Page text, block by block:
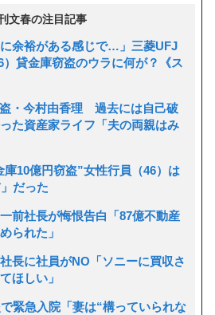
文春の注目記事
に余裕がある感じで…」三菱UFJ
貸金庫窃盗のウラに何が？《ス
・今村由香理 過去には自己破
た資産家ライフ「夫の両親はみ
10億円窃盗”女性行員（46）は
だった
前社長が悔恨告白「87億不動産
られた」
長に社員がNO「ソニーに買収さ
ほしい」
緊急入院「妻は“構っていられな